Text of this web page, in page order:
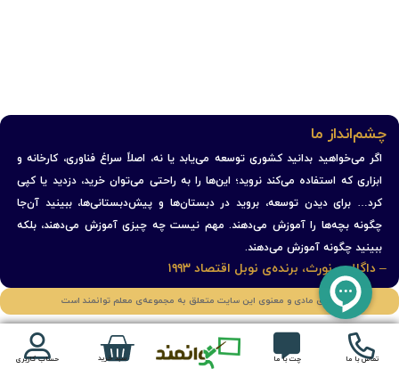
چشم‌انداز ما
اگر می‌خواهید بدانید کشوری توسعه می‌یابد یا نه، اصلاً سراغ فناوری، کارخانه و
ابزاری که استفاده می‌کند نروید؛ این‌ها را به راحتی می‌توان خرید، دزدید یا کپی
کرد… برای دیدن توسعه، بروید در دبستان‌ها و پیش‌دبستانی‌ها، ببینید آن‌جا
چگونه بچه‌ها را آموزش می‌دهند. مهم نیست چه چیزی آموزش می‌دهند، بلکه
ببینید چگونه آموزش می‌دهند.
– داگلاس نورث، برنده‌ی نوبل اقتصاد ۱۹۹۳
حقوق مادی و معنوی این سایت متعلق به مجموعه‌ی معلم توانمند است
تماس با ما چت با ما سبد خرید حساب کاربری